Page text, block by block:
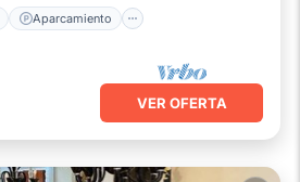
Aparcamiento
VER OFERTA